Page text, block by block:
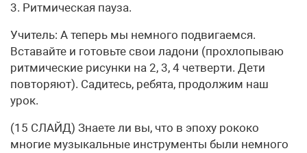
3. Ритмическая пауза.
Учитель: А теперь мы немного подвигаемся.
Вставайте и готовьте свои ладони (прохлопываю
ритмические рисунки на 2, 3, 4 четверти. Дети
повторяют). Садитесь, ребята, продолжим наш
урок.
(15 СЛАЙД) Знаете ли вы, что в эпоху рококо
многие музыкальные инструменты были немного